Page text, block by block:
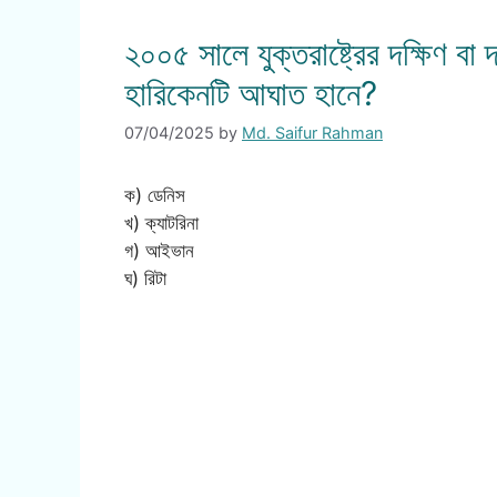
২০০৫ সালে যুক্তরাষ্ট্রের দক্ষিণ
হারিকেনটি আঘাত হানে?
07/04/2025 by Md. Saifur Rahman
ক) ডেনিস
খ) ক্যাটরিনা
গ) আইভান
ঘ) রিটা